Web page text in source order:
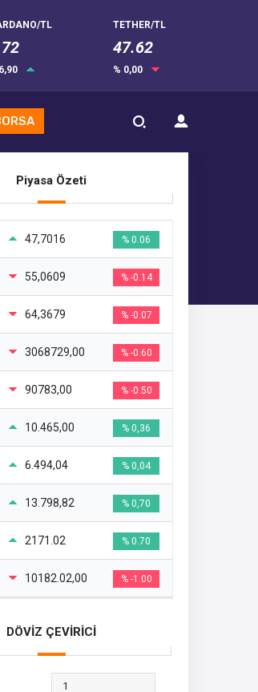
TL TETHER/TL
47.62
% 0,00
Piyasa Özeti
47,7016 % 0.06
55,0609 % -0.14
64,3679 % -0.07
3068729,00 % -0.60
90783,00 % -0.50
10.465,00 % 0,36
6.494,04 % 0,04
13.798,82 % 0,70
2171.02 % 0.70
10182.02,00 % -1.00
DÖVİZ ÇEVİRİCİ